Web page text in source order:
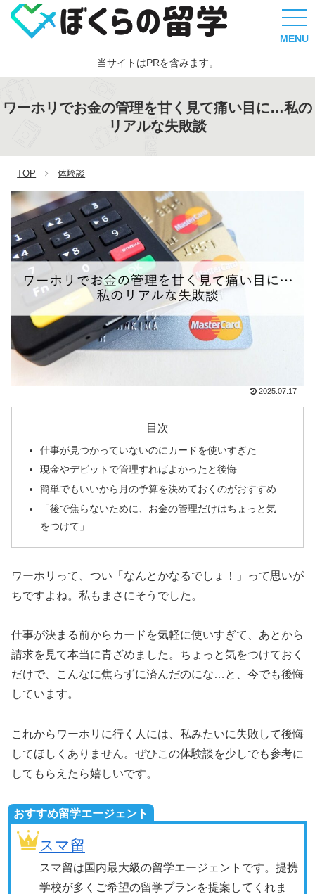
MENU
当サイトはPRを含みます。
ワーホリでお金の管理を甘く見て痛い目に…私の
リアルな失敗談
TOP 体験談
2025.07.17
目次
仕事が見つかっていないのにカードを使いすぎた
現金やデビットで管理すればよかったと後悔
簡単でもいいから月の予算を決めておくのがおすすめ
「後で焦らないために、お金の管理だけはちょっと気
をつけて」
ワーホリって、つい「なんとかなるでしょ！」って思いが
ちですよね。私もまさにそうでした。
仕事が決まる前からカードを気軽に使いすぎて、あとから
請求を見て本当に青ざめました。ちょっと気をつけておく
だけで、こんなに焦らずに済んだのにな…と、今でも後悔
しています。
これからワーホリに行く人には、私みたいに失敗して後悔
してほしくありません。ぜひこの体験談を少しでも参考に
してもらえたら嬉しいです。
おすすめ留学エージェント
スマ留
スマ留は国内最大級の留学エージェントです。提携
学校が多くご希望の留学プランを提案してくれま